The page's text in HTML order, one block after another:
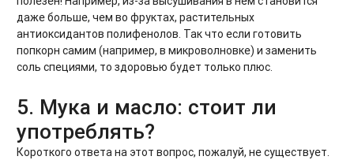
даже больше, чем во фруктах, растительных
антиоксидантов полифенолов. Так что если готовить
попкорн самим (например, в микроволновке) и заменить
соль специями, то здоровью будет только плюс.
5. Мука и масло: стоит ли
употреблять?
Короткого ответа на этот вопрос, пожалуй, не существует.